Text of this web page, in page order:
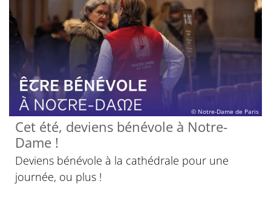
© Notre-Dame de Paris
Cet été, deviens bénévole à Notre-
Dame !
Deviens bénévole à la cathédrale pour une
journée, ou plus !